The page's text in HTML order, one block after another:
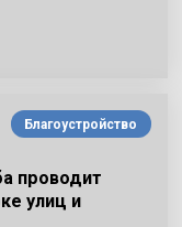
Благоустройство
проводит
улиц и